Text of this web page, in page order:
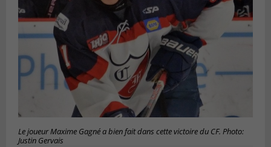
Le joueur Maxime Gagné a bien fait dans cette victoire du CF. Photo:
Justin Gervais